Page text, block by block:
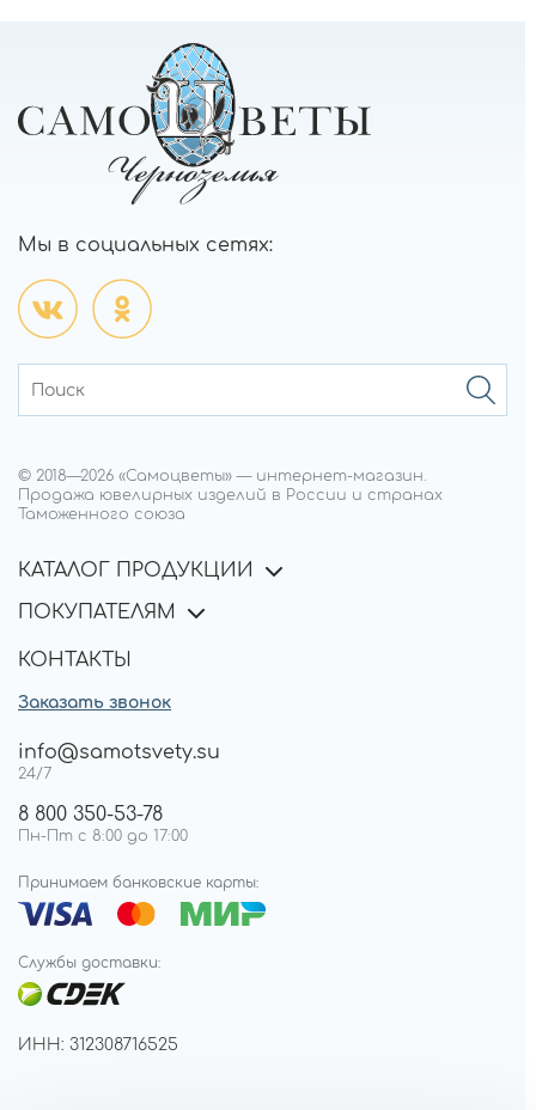
Мы в социальных сетях:
© 2018—2026 «Самоцветы» — интернет-магазин.
Продажа ювелирных изделий в России и странах
Таможенного союза
КАТАЛОГ ПРОДУКЦИИ
ПОКУПАТЕЛЯМ
КОНТАКТЫ
Заказать звонок
info@samotsvety.su
24/7
8 800 350-53-78
Пн-Пт с 8:00 до 17:00
Принимаем банковские карты:
Службы доставки:
ИНН: 312308716525